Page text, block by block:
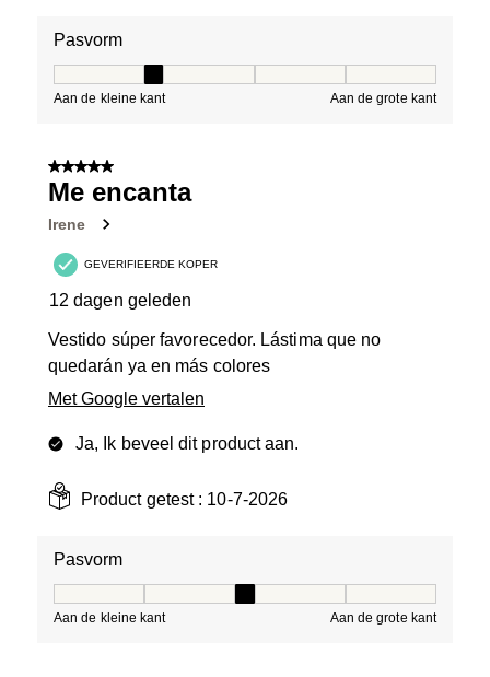
Pasvorm
Aan de kleine kant Aan de grote kant
5 van 5 sterren.
Me encanta
Irene
GEVERIFIEERDE KOPER
12 dagen geleden
Vestido súper favorecedor. Lástima que no
quedarán ya en más colores
Met Google vertalen
Ja, Ik beveel dit product aan.
Product getest : 10-7-2026
Pasvorm
Aan de kleine kant Aan de grote kant